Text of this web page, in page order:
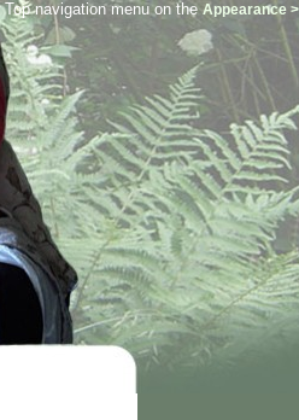
navigation menu on theAppearance